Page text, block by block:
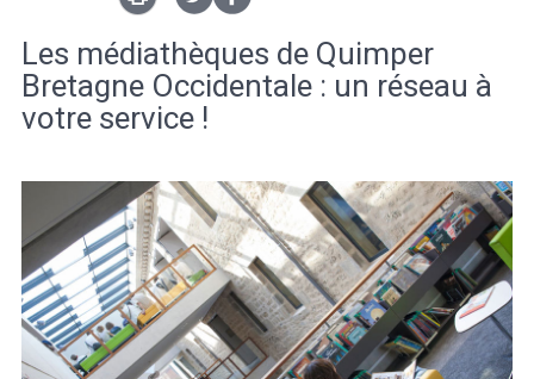
Quimper citoyenne
L'agglomération
Météo/UV Webcams Select Language ▼
BREZHONEG
Les médiathèques de Quimper
Bretagne Occidentale : un réseau à
votre service !